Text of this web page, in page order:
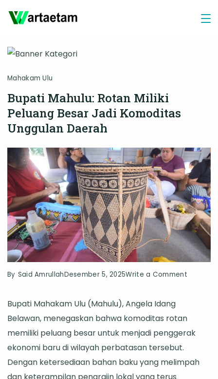
Mahakam Ulu
Bupati Mahulu: Rotan Miliki
Peluang Besar Jadi Komoditas
Unggulan Daerah
By Said AmrullahDesember 5, 2025Write a Commenton
Rotan
Miliki
Besar
Bupati Mahakam Ulu (Mahulu), Angela Idang
Belawan, menegaskan bahwa komoditas rotan
memiliki peluang besar untuk menjadi penggerak
ekonomi baru di wilayah perbatasan tersebut.
Dengan ketersediaan bahan baku yang melimpah